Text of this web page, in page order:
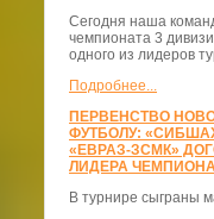
Сегодня наша
чемпионата 3
одного из лидеров
Подробнее...
ПЕРВЕНСТВО
ФУТБОЛУ:
«ЕВРАЗ-ЗСМК»
ЛИДЕРА
В турнире сыграны